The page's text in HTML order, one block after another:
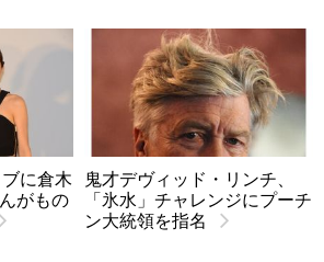
に倉木
がもの
鬼才デヴィッド・リンチ、
「氷水」チャレンジにプーチ
ン大統領を指名